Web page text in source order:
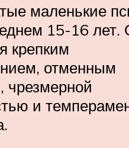
маленькие
15-16 лет.
крепким
отменным
чрезмерной
и